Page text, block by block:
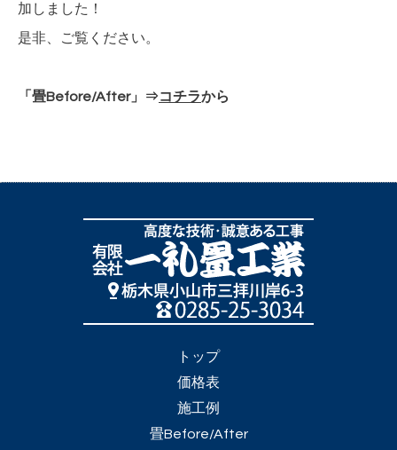
加しました！
是非、ご覧ください。
「畳Before/After」⇒コチラから
トップ
価格表
施工例
畳Before/After